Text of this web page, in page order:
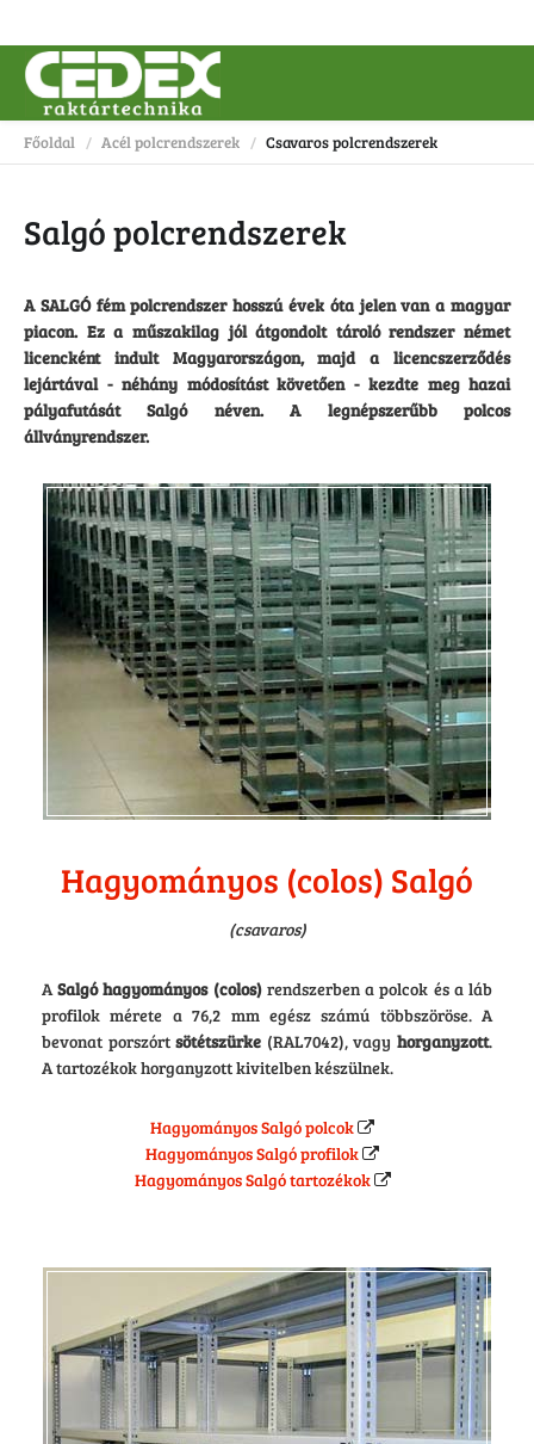
Főoldal / Acél polcrendszerek / Csavaros polcrendszerek
Salgó polcrendszerek
A SALGÓ fém polcrendszer hosszú évek óta jelen van a magyar
piacon. Ez a műszakilag jól átgondolt tároló rendszer német
licencként indult Magyarországon, majd a licencszerződés
lejártával - néhány módosítást követően - kezdte meg hazai
pályafutását Salgó néven. A legnépszerűbb polcos
állványrendszer.
Hagyományos (colos) Salgó
(csavaros)
ASalgó hagyományos (colos)rendszerben a polcok és a láb
profilok mérete a 76,2 mm egész számú többszöröse. A
bevonat porszórtsötétszürke (RAL7042), vagyhorganyzott.
A tartozékok horganyzott kivitelben készülnek.
Hagyományos Salgó polcok
Hagyományos Salgó profilok
Hagyományos Salgó tartozékok